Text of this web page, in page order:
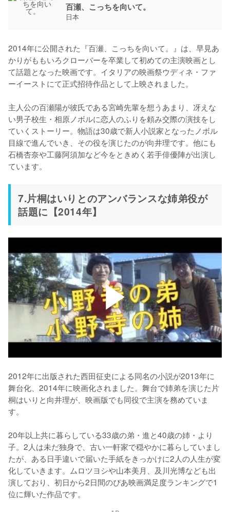
百瀬、こっちを向いて。
日本
2014年に公開された『百瀬、こっちを向いて。』は、早見あ
かりがももいろクローバーを卒業して初めての主演映画とし
て話題となった映画です。イタリアの映画祭ウディネ・ファ
ーイーストにて正式招待作品として上映されました。
主人公の百瀬陽が彼氏である宮崎先輩を想うあまり、冴えな
い男子校生・相原ノボルに恋人のふりを頼み交際の演技をし
ていくストーリー。物語は30歳で新人小説家となったノボル
目線で進んでいき、その役を演じたのが向井理です。他にも
石橋杏奈や工藤阿須加など今をときめく若手俳優陣が出演し
7.片桐はいりとのアンバランスな姉弟役が
話題に【2014年】
2012年に出版された西田征史による同名の小説が2013年に
舞台化、2014年に映画化されました。舞台で姉弟を演じた片
桐はいりと向井理が、映画版でも同役で主演を務めていま
す。
20年以上共に暮らしている33歳の弟・進と40歳の姉・より
子。2人は未だ独身で、古い一軒家で穏やかに暮らしていまし
たが、ある日手違いで届いた手紙をきっかけに2人の人生が変
化していきます。ムロツヨシや山本美月、及川光博なども出
演しており、初日から2日間のぴあ映画満足度ランキングで1
位に輝いた作品です。